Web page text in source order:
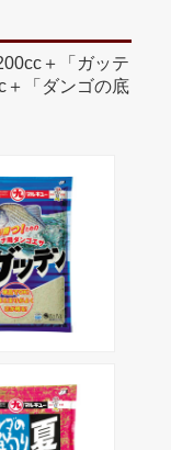
＋「ガッテ
＋「ダンゴの底